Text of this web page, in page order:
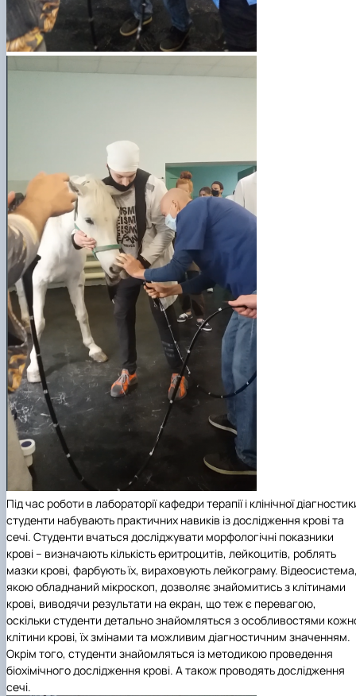
Під час роботи в лабораторії кафедри терапії і клінічної
студенти набувають практичних навиків із дослідження крові та
сечі. Студенти вчаться досліджувати морфологічні показники
крові – визначають кількість еритроцитів, лейкоцитів, роблять
мазки крові, фарбують їх, вираховують лейкограму.
якою обладнаний мікроскоп, дозволяє знайомитись з клітинами
крові, виводячи результати на екран, що теж є перевагою,
оскільки студенти детально знайомляться з особливостями
клітини крові, їх змінами та можливим діагностичним значенням.
Окрім того, студенти знайомляться із методикою проведення
біохімічного дослідження крові. А також проводять дослідження
сечі.